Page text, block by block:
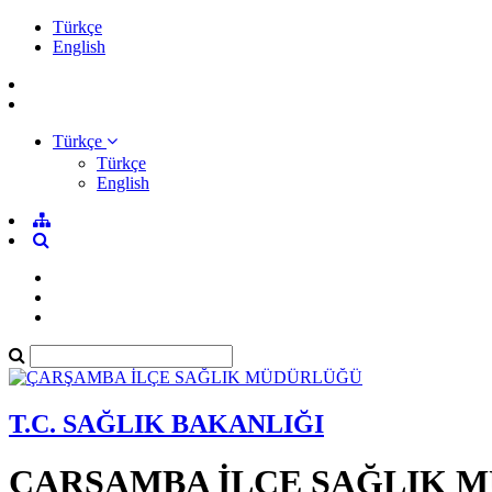
Türkçe
English
Türkçe
Türkçe
English
T.C. SAĞLIK BAKANLIĞI
ÇARŞAMBA İLÇE SAĞLIK